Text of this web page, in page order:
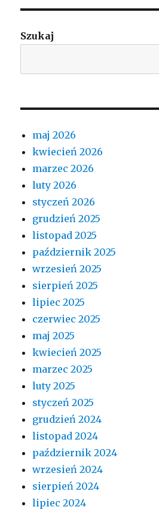
Szukaj
maj 2026
kwiecień 2026
marzec 2026
luty 2026
styczeń 2026
grudzień 2025
listopad 2025
październik 2025
wrzesień 2025
sierpień 2025
lipiec 2025
czerwiec 2025
maj 2025
kwiecień 2025
marzec 2025
luty 2025
styczeń 2025
grudzień 2024
listopad 2024
październik 2024
wrzesień 2024
sierpień 2024
lipiec 2024